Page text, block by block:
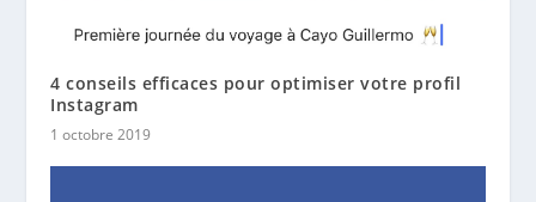
4 conseils efficaces pour optimiser votre profil
Instagram
1 octobre 2019